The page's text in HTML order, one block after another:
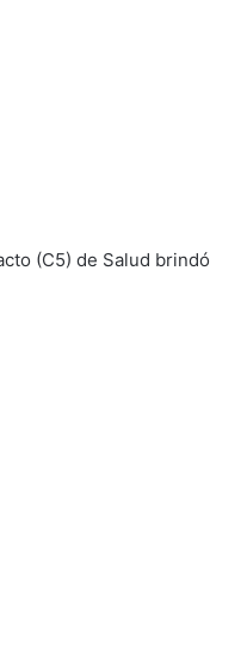
(C5) de Salud brindó